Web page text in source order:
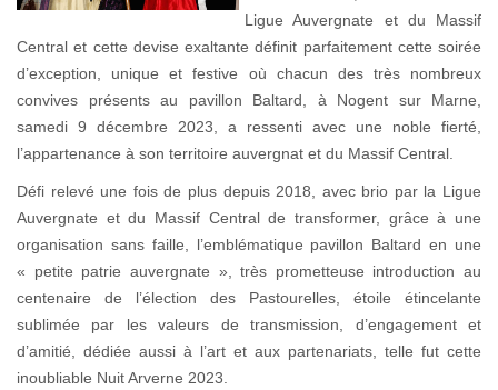
Ligue Auvergnate et du Massif
Central et cette devise exaltante définit parfaitement cette soirée
d’exception, unique et festive où chacun des très nombreux
convives présents au pavillon Baltard, à Nogent sur Marne,
samedi 9 décembre 2023, a ressenti avec une noble fierté,
l’appartenance à son territoire auvergnat et du Massif Central.
Défi relevé une fois de plus depuis 2018, avec brio par la Ligue
Auvergnate et du Massif Central de transformer, grâce à une
organisation sans faille, l’emblématique pavillon Baltard en une
« petite patrie auvergnate », très prometteuse introduction au
centenaire de l’élection des Pastourelles, étoile étincelante
sublimée par les valeurs de transmission, d’engagement et
d’amitié, dédiée aussi à l’art et aux partenariats, telle fut cette
inoubliable Nuit Arverne 2023.